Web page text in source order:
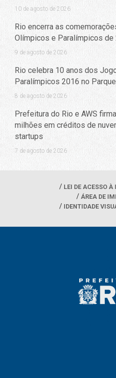
10 de agosto de 2026
Rio encerra as
Olímpicos e Paralímpicos de
9 de agosto de 2026
Rio celebra 10 anos dos
Paralímpicos 2016 no
8 de agosto de 2026
Prefeitura do Rio e AWS
milhões em créditos de
startups
7 de agosto de 2026
LEI DE ACESSO
ÁREA DE
IDENTIDADE